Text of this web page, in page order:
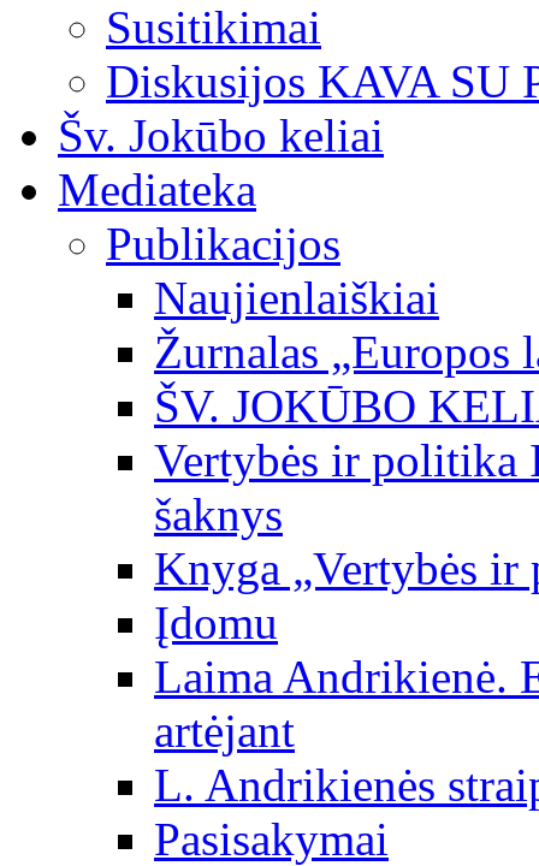
Susitikimai
Diskusijos KAVA SU
Šv. Jokūbo keliai
Mediateka
Publikacijos
Naujienlaiškiai
Žurnalas „Europos
ŠV. JOKŪBO
Vertybės ir politika
šaknys
Knyga „Vertybės
Įdomu
Laima Andrikienė.
artėjant
L. Andrikienės
Pasisakymai